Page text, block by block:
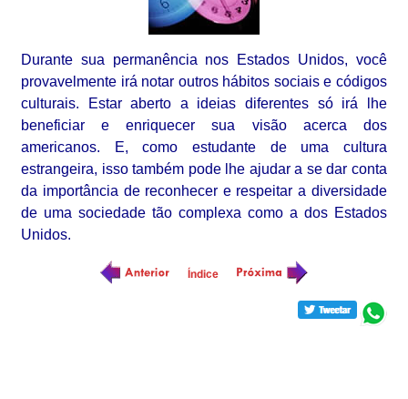
Durante sua permanência nos Estados Unidos, você
provavelmente irá notar outros hábitos sociais e códigos
culturais. Estar aberto a ideias diferentes só irá lhe
beneficiar e enriquecer sua visão acerca dos
americanos. E, como estudante de uma cultura
estrangeira, isso também pode lhe ajudar a se dar conta
da importância de reconhecer e respeitar a diversidade
de uma sociedade tão complexa como a dos Estados
Unidos.